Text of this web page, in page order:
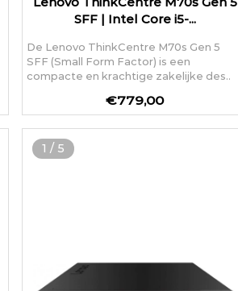
SFF | Intel Core i5-...
De Lenovo ThinkCentre M70s Gen 5
SFF (Small Form Factor) is een
compacte en krachtige zakelijke des..
€779,00
1 / 5